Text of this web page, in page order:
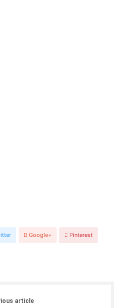
Google+ Pinterest
article